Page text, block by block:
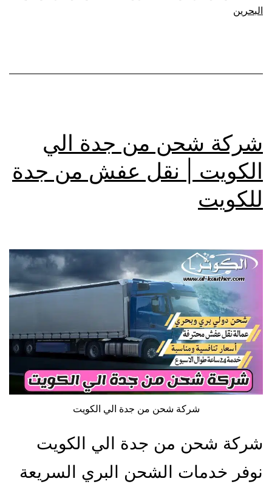
البحرين
شركة شحن من جدة الي
الكويت | نقل عفش من جدة
للكويت
شركة شحن من جدة الي الكويت
شركة شحن من جدة الي الكويت
نوفر خدمات الشحن البري السريعة